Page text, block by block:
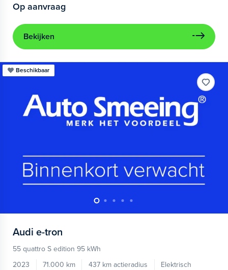
Op aanvraag
Bekijken
Beschikbaar
Audi e-tron
55 quattro S edition 95 kWh
2023
71.000 km 437 km actieradius
Elektrisch